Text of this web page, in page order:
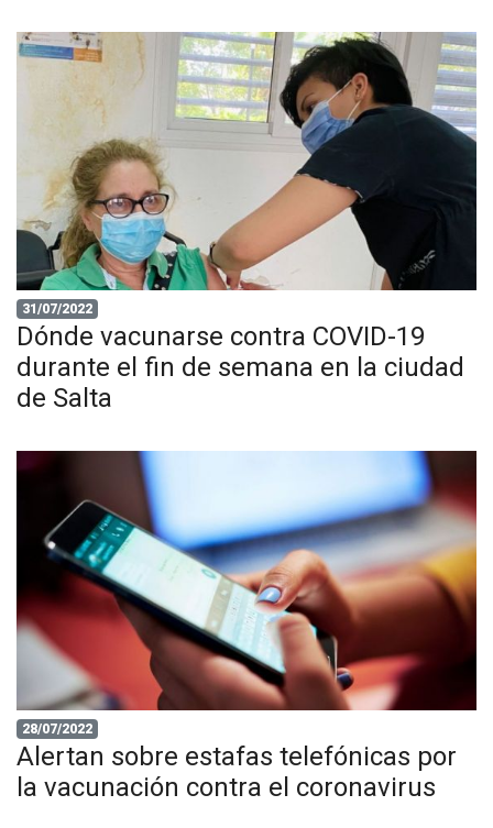
31/07/2022
Dónde vacunarse contra COVID-19
durante el fin de semana en la ciudad
de Salta
28/07/2022
Alertan sobre estafas telefónicas por
la vacunación contra el coronavirus